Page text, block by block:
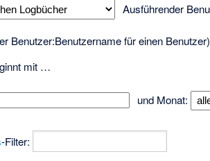
Ausführender
Benutzer:Benutzername für einen
mit …
und Monat:
-Filter: